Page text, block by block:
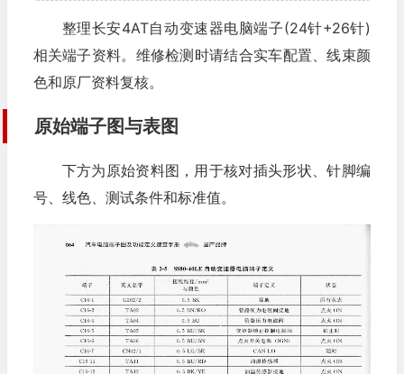
整理长安4AT自动变速器电脑端子(24针+26针)
相关端子资料。维修检测时请结合实车配置、线束颜
色和原厂资料复核。
原始端子图与表图
下方为原始资料图，用于核对插头形状、针脚编
号、线色、测试条件和标准值。